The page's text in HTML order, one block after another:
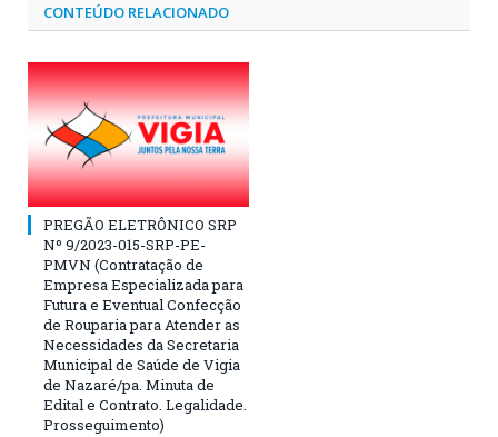
CONTEÚDO RELACIONADO
PREGÃO ELETRÔNICO SRP
Nº 9/2023-015-SRP-PE-
PMVN (Contratação de
Empresa Especializada para
Futura e Eventual Confecção
de Rouparia para Atender as
Necessidades da Secretaria
Municipal de Saúde de Vigia
de Nazaré/pa. Minuta de
Edital e Contrato. Legalidade.
Prosseguimento)